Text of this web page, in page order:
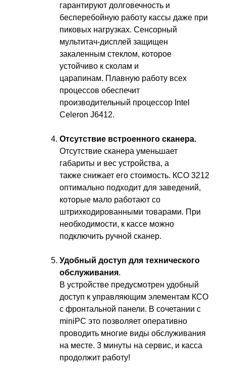
гарантируют долговечность и
бесперебойную работу кассы даже при
пиковых нагрузках. Сенсорный
мультитач-дисплей защищен
закаленным стеклом, которое
устойчиво к сколам и
царапинам. Плавную работу всех
процессов обеспечит
производительный процессор Intel
Celeron J6412.
Отсутствие встроенного сканера.
Отсутствие сканера уменьшает
габариты и вес устройства, а
также снижает его стоимость. КСО 3212
оптимально подходит для заведений,
которые мало работают со
штрихкодированными товарами. При
необходимости, к кассе можно
подключить ручной сканер.
Удобный доступ для технического
обслуживания.
В устройстве предусмотрен удобный
доступ к управляющим элементам КСО
с фронтальной панели. В сочетании с
miniPC это позволяет оперативно
проводить многие виды обслуживания
на месте. 3 минуты на сервис, и касса
продолжит работу!